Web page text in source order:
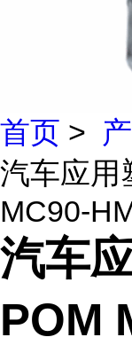
首页 >
汽车应用
MC90-
汽车
POM